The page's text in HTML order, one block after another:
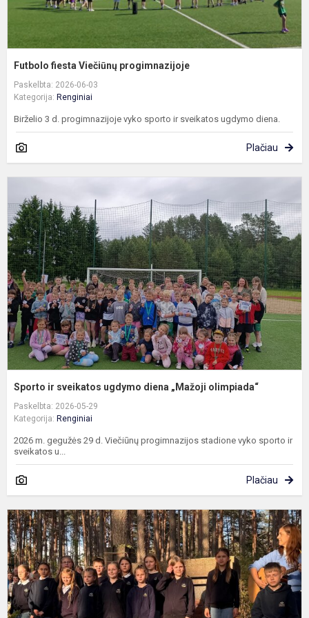
Futbolo fiesta Viečiūnų progimnazijoje
Paskelbta: 2026-06-03
Kategorija: Renginiai
Birželio 3 d. progimnazijoje vyko sporto ir sveikatos ugdymo diena.
Plačiau
Sporto ir sveikatos ugdymo diena „Mažoji olimpiada“
Paskelbta: 2026-05-29
Kategorija: Renginiai
2026 m. gegužės 29 d. Viečiūnų progimnazijos stadione vyko sporto ir
sveikatos u...
Plačiau